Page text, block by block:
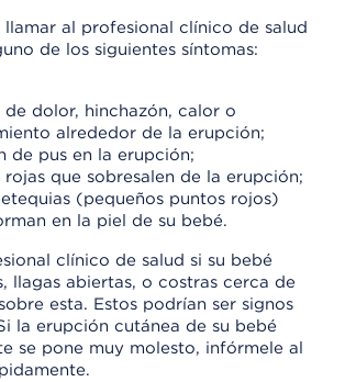
llamar al profesional clínico de salud
de los siguientes síntomas:
de dolor, hinchazón, calor o
alrededor de la erupción;
de pus en la erupción;
rojas que sobresalen de la erupción;
(pequeños puntos rojos)
en la piel de su bebé.
clínico de salud si su bebé
llagas abiertas, o costras cerca de
esta. Estos podrían ser signos
la erupción cutánea de su bebé
se pone muy molesto, infórmele al